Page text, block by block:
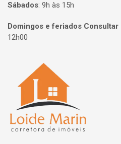
Sábados: 9h às 15h
Domingos e feriados Consultar
12h00
Página inicial